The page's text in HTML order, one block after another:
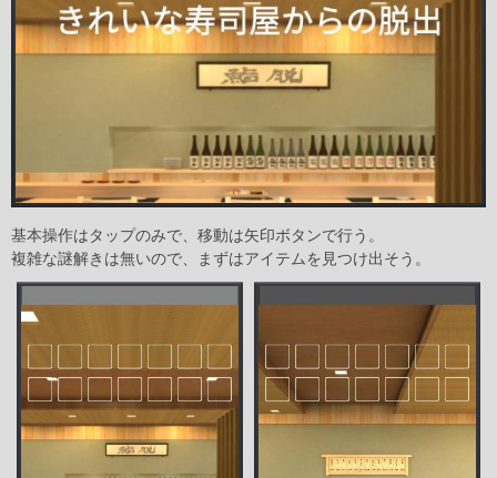
基本操作はタップのみで、移動は矢印ボタンで行う。
複雑な謎解きは無いので、まずはアイテムを見つけ出そう。